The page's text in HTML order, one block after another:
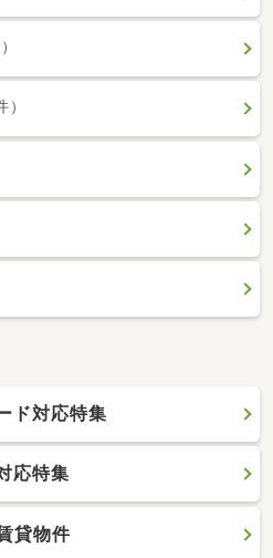
）
ド対応特集
応特集
貸物件